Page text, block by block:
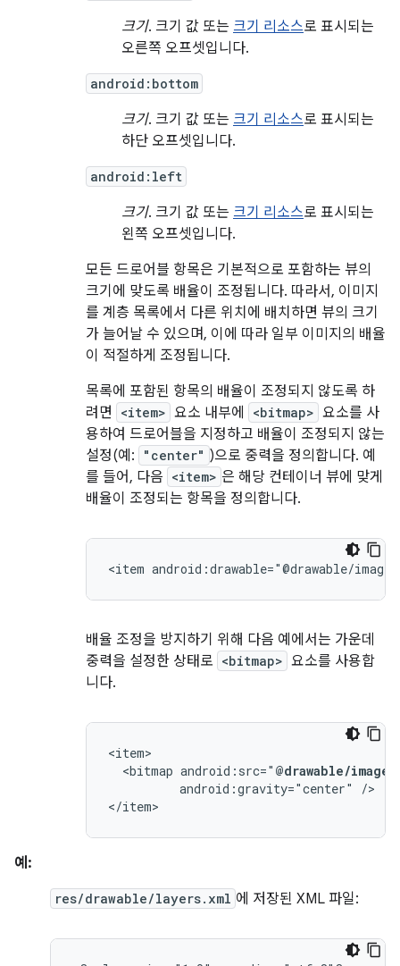
크기. 크기 값 또는 크기 리소스로 표시되는
오른쪽 오프셋입니다.
android:bottom
크기. 크기 값 또는 크기 리소스로 표시되는
하단 오프셋입니다.
android:left
크기. 크기 값 또는 크기 리소스로 표시되는
왼쪽 오프셋입니다.
모든 드로어블 항목은 기본적으로 포함하는 뷰의
크기에 맞도록 배율이 조정됩니다. 따라서, 이미지
를 계층 목록에서 다른 위치에 배치하면 뷰의 크기
가 늘어날 수 있으며, 이에 따라 일부 이미지의 배율
이 적절하게 조정됩니다.
목록에 포함된 항목의 배율이 조정되지 않도록 하
려면
<item> 요소 내부에 <bitmap> 요소를 사
용하여 드로어블을 지정하고 배율이 조정되지 않는
설정(예:
"center" )으로 중력을 정의합니다. 예
를 들어, 다음 <item> 은 해당 컨테이너 뷰에 맞게
배율이 조정되는 항목을 정의합니다.
<item android:drawable="@drawable/image"
배율 조정을 방지하기 위해 다음 예에서는 가운데
중력을 설정한 상태로 <bitmap> 요소를 사용합
니다.
<bitmap android:src=" @drawable/image
android:gravity="center"
/>
</item>
예:
res/drawable/layers.xml 에 저장된 XML 파일: